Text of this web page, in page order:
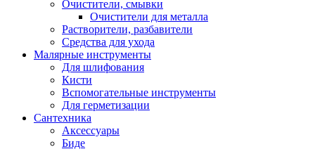
Очистители, смывки
Очистители для металла
Растворители, разбавители
Средства для ухода
Малярные инструменты
Для шлифования
Кисти
Вспомогательные инструменты
Для герметизации
Сантехника
Аксессуары
Биде